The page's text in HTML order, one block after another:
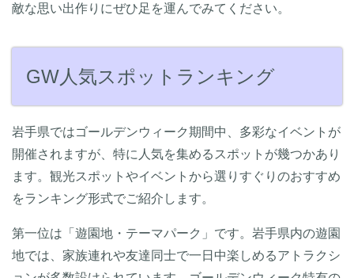
敵な思い出作りにぜひ足を運んでみてください。
GW人気スポットランキング
岩手県ではゴールデンウィーク期間中、多彩なイベントが
開催されますが、特に人気を集めるスポットが幾つかあり
ます。観光スポットやイベントから選りすぐりのおすすめ
をランキング形式でご紹介します。
第一位は「遊園地・テーマパーク」です。岩手県内の遊園
地では、家族連れや友達同士で一日中楽しめるアトラクシ